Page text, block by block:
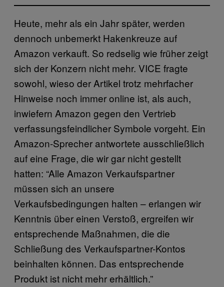
Heute, mehr als ein Jahr später, werden
dennoch unbemerkt Hakenkreuze auf
Amazon verkauft. So redselig wie früher zeigt
sich der Konzern nicht mehr. VICE fragte
sowohl, wieso der Artikel trotz mehrfacher
Hinweise noch immer online ist, als auch,
inwiefern Amazon gegen den Vertrieb
verfassungsfeindlicher Symbole vorgeht. Ein
Amazon-Sprecher antwortete ausschließlich
auf eine Frage, die wir gar nicht gestellt
hatten: “Alle Amazon Verkaufspartner
müssen sich an unsere
Verkaufsbedingungen halten – erlangen wir
Kenntnis über einen Verstoß, ergreifen wir
entsprechende Maßnahmen, die die
Schließung des Verkaufspartner-Kontos
beinhalten können. Das entsprechende
Produkt ist nicht mehr erhältlich.”